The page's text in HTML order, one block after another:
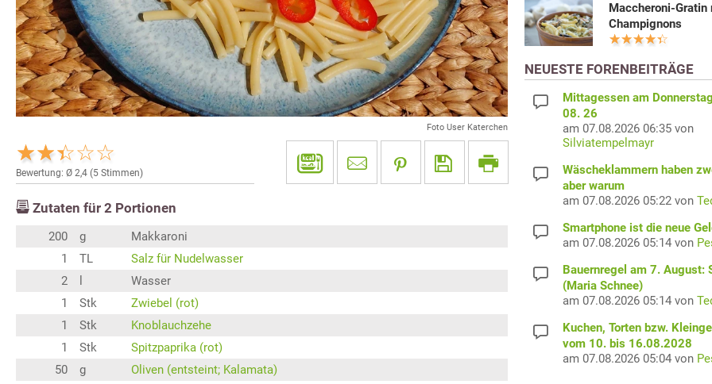
Foto User Katerchen
Bewertung: Ø 2,4 (5 Stimmen)
Zutaten für 2 Portionen
200 g
Makkaroni
1
TL
Salz für Nudelwasser
2
Wasser
1
Stk
Zwiebel (rot)
1
Stk
Knoblauchzehe
1
Stk
Spitzpaprika (rot)
50
g
Oliven (entsteint; Kalamata)
Maccheroni-Gratin
Champignons
NEUESTE FORENBEITRÄGE
Mittagessen am
08. 26
am 07.08.2026 06:35 von
Silviatempelmayr
Wäscheklammern haben
aber warum
am 07.08.2026 05:22 von
Smartphone ist die neue
am 07.08.2026 05:14 von
Bauernregel am 7. August:
(Maria Schnee)
am 07.08.2026 05:14 von
Kuchen, Torten bzw.
vom 10. bis 16.08.2028
am 07.08.2026 05:04 von